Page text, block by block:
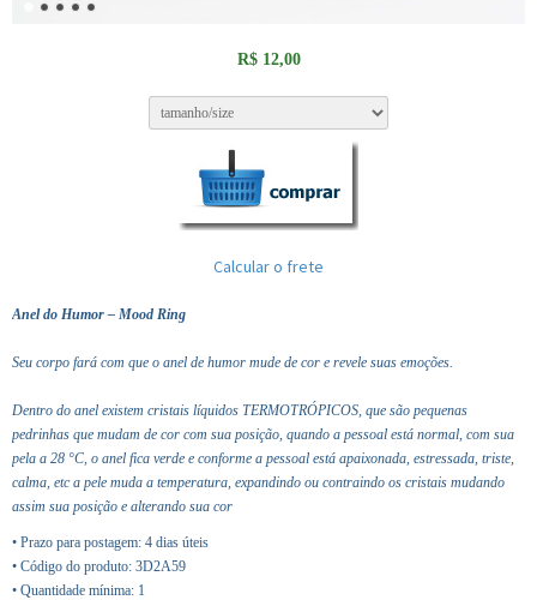
R$ 12,00
Calcular o frete
Anel do Humor – Mood Ring
Seu corpo fará com que o anel de humor mude de cor e revele suas emoções.
Dentro do anel existem cristais líquidos TERMOTRÓPICOS, que são pequenas
pedrinhas que mudam de cor com sua posição, quando a pessoal está normal, com sua
pela a 28 °C, o anel fica verde e conforme a pessoal está apaixonada, estressada, triste,
calma, etc a pele muda a temperatura, expandindo ou contraindo os cristais mudando
assim sua posição e alterando sua cor
• Prazo para postagem: 4 dias úteis
• Código do produto: 3D2A59
• Quantidade mínima: 1